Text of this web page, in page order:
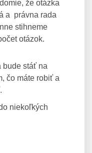
že otázka
a právna rada
stihneme
otázok.
bude stáť na
čo máte robiť a
niekoľkých